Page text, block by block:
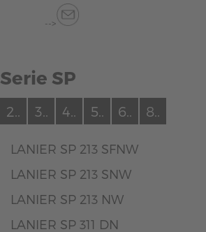
-->
Serie SP
2.. 3.. 4.. 5.. 6.. 8..
LANIER SP 213 SFNW
LANIER SP 213 SNW
LANIER SP 213 NW
LANIER SP 311 DN